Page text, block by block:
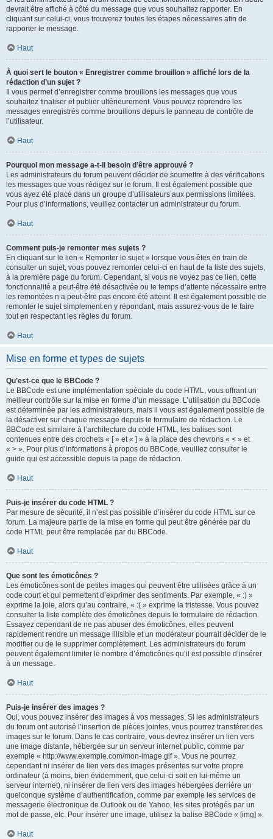
devrait être affiché à côté du message que vous souhaitez rapporter. En
cliquant sur celui-ci, vous trouverez toutes les étapes nécessaires afin de
rapporter le message.
Haut
À quoi sert le bouton « Enregistrer comme brouillon » affiché lors de la
rédaction d’un sujet ?
Il vous permet d’enregistrer comme brouillons les messages que vous
souhaitez finaliser et publier ultérieurement. Vous pouvez reprendre les
messages enregistrés comme brouillons depuis le panneau de contrôle de
l’utilisateur.
Haut
Pourquoi mon message a-t-il besoin d’être approuvé ?
Les administrateurs du forum peuvent décider de soumettre à des vérifications
les messages que vous rédigez sur le forum. Il est également possible que
vous ayez été placé dans un groupe d’utilisateurs aux permissions limitées.
Pour plus d’informations, veuillez contacter un administrateur du forum.
Haut
Comment puis-je remonter mes sujets ?
En cliquant sur le lien « Remonter le sujet » lorsque vous êtes en train de
consulter un sujet, vous pouvez remonter celui-ci en haut de la liste des sujets,
à la première page du forum. Cependant, si vous ne voyez pas ce lien, cette
fonctionnalité a peut-être été désactivée ou le temps d’attente nécessaire entre
les remontées n’a peut-être pas encore été atteint. Il est également possible de
remonter le sujet simplement en y répondant, mais assurez-vous de le faire
tout en respectant les règles du forum.
Haut
Mise en forme et types de sujets
Qu’est-ce que le BBCode ?
Le BBCode est une implémentation spéciale du code HTML, vous offrant un
meilleur contrôle sur la mise en forme d’un message. L’utilisation du BBCode
est déterminée par les administrateurs, mais il vous est également possible de
la désactiver sur chaque message depuis le formulaire de rédaction. Le
BBCode est similaire à l’architecture du code HTML, les balises sont
contenues entre des crochets « [ » et « ] » à la place des chevrons « < » et
« > ». Pour plus d’informations à propos du BBCode, veuillez consulter le
guide qui est accessible depuis la page de rédaction.
Haut
Puis-je insérer du code HTML ?
Par mesure de sécurité, il n’est pas possible d’insérer du code HTML sur ce
forum. La majeure partie de la mise en forme qui peut être générée par du
code HTML peut être remplacée par du BBCode.
Haut
Que sont les émoticônes ?
Les émoticônes sont de petites images qui peuvent être utilisées grâce à un
code court et qui permettent d’exprimer des sentiments. Par exemple, « :) »
exprime la joie, alors qu’au contraire, « :( » exprime la tristesse. Vous pouvez
consulter la liste complète des émoticônes depuis le formulaire de rédaction.
Essayez cependant de ne pas abuser des émoticônes, elles peuvent
rapidement rendre un message illisible et un modérateur pourrait décider de le
modifier ou de le supprimer complètement. Les administrateurs du forum
peuvent également limiter le nombre d’émoticônes qu’il est possible d’insérer
à un message.
Haut
Puis-je insérer des images ?
Oui, vous pouvez insérer des images à vos messages. Si les administrateurs
du forum ont autorisé l’insertion de pièces jointes, vous pourrez transférer des
images sur le forum. Dans le cas contraire, vous devrez insérer un lien vers
une image distante, hébergée sur un serveur internet public, comme par
exemple « http://www.exemple.com/mon-image.gif ». Vous ne pourrez
cependant ni insérer de lien vers des images présentes sur votre propre
ordinateur (à moins, bien évidemment, que celui-ci soit en lui-même un
serveur internet), ni insérer de lien vers des images hébergées derrière un
quelconque système d’authentification, comme par exemple les services de
messagerie électronique de Outlook ou de Yahoo, les sites protégés par un
mot de passe, etc. Pour insérer une image, utilisez la balise BBCode « [img] ».
Haut